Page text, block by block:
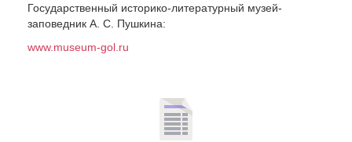
Государственный историко-литературный музей-
заповедник А. С. Пушкина:
www.museum-gol.ru